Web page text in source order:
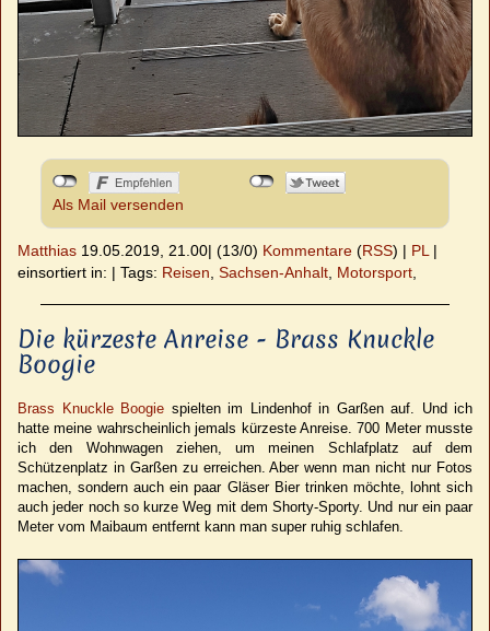
Als Mail versenden
Matthias 19.05.2019, 21.00| (13/0) Kommentare (RSS) | PL |
einsortiert in: | Tags: Reisen Sachsen-Anhalt Motorsport
Die kürzeste Anreise - Brass Knuckle
Boogie
Brass Knuckle Boogie spielten im Lindenhof in Garßen auf. Und ich
hatte meine wahrscheinlich jemals kürzeste Anreise. 700 Meter musste
ich den Wohnwagen ziehen, um meinen Schlafplatz auf dem
Schützenplatz in Garßen zu erreichen. Aber wenn man nicht nur Fotos
machen, sondern auch ein paar Gläser Bier trinken möchte, lohnt sich
auch jeder noch so kurze Weg mit dem Shorty-Sporty. Und nur ein paar
Meter vom Maibaum entfernt kann man super ruhig schlafen.